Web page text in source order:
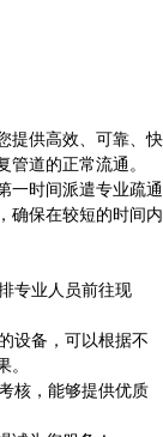
提供高效、可靠、快
道的正常流通。
一时间派遣专业疏通
确保在较短的时间内
专业人员前往现
设备，可以根据不
核，能够提供优质